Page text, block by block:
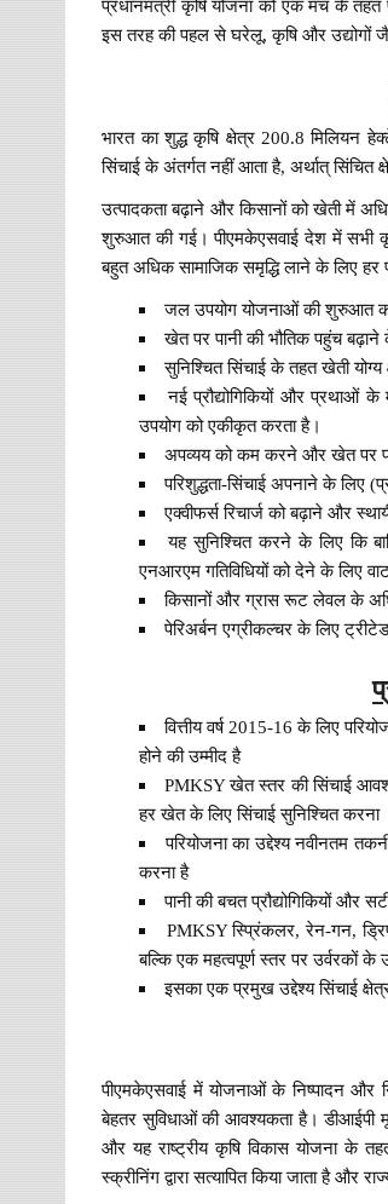
प्रधानमंत्री कृषि योजना को एक मंच के तहत
इस तरह की पहल से घरेलू, कृषि और उद्योगों
भारत का शुद्ध कृषि क्षेत्र 200.8 मिलियन
सिंचाई के अंतर्गत नहीं आता है, अर्थात् सिंचित
उत्पादकता बढ़ाने और किसानों को खेती में
शुरुआत की गई। पीएमकेएसवाई देश में सभी
बहुत अधिक सामाजिक समृद्धि लाने के लिए
जल उपयोग योजनाओं की शुरुआत
खेत पर पानी की भौतिक पहुंच बढ़ाने
सुनिश्चित सिंचाई के तहत खेती
नई प्रौद्योगिकियों और प्रथाओं
उपयोग को एकीकृत करता है।
अपव्यय को कम करने और खेत पर
परिशुद्धता-सिंचाई अपनाने के लिए
एक्वीफर्स रिचार्ज को बढ़ाने और
यह सुनिश्चित करने के लिए कि
एनआरएम गतिविधियों को देने के लिए
किसानों और ग्रास रूट लेवल के
पेरिअर्बन एग्रीकल्चर के लिए
वित्तीय वर्ष 2015-16 के लिए
होने की उम्मीद है
PMKSY खेत स्तर की सिंचाई
हर खेत के लिए सिंचाई सुनिश्चित करना
परियोजना का उद्देश्य नवीनतम
करना है
पानी की बचत प्रौद्योगिकियों और
PMKSY स्प्रिंकलर, रेन-गन,
बल्कि एक महत्वपूर्ण स्तर पर उर्वरकों के
इसका एक प्रमुख उद्देश्य सिंचाई
पीएमकेएसवाई में योजनाओं के निष्पादन और
बेहतर सुविधाओं की आवश्यकता है। डीआईपी
और यह राष्ट्रीय कृषि विकास योजना के
स्क्रीनिंग द्वारा सत्यापित किया जाता है और